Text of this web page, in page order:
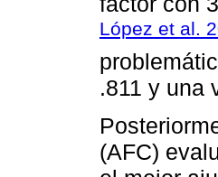
López et al.
.811 y una
(AFC)